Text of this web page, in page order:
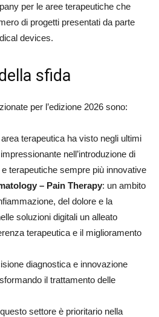
per le aree terapeutiche che
di progetti presentati da parte
devices.
sfida
per l’edizione 2026 sono:
terapeutica ha visto negli ultimi
nell’introduzione di
terapeutiche sempre più innovative
– Pain Therapy: un ambito
del dolore e la
soluzioni digitali un alleato
terapeutica e il miglioramento
diagnostica e innovazione
il trattamento delle
settore è prioritario nella